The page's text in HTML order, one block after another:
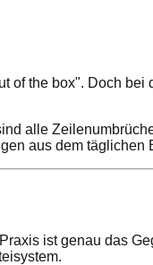
of the box". Doch bei
alle
aus dem täglichen
ist genau das